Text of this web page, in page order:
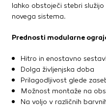
lahko obstoječi stebri
novega sistema.
Prednosti modularne
Hitro in enostavno
Dolga življenjska doba
Prilagodljivost glede
Možnost montaže na
Na voljo v različnih